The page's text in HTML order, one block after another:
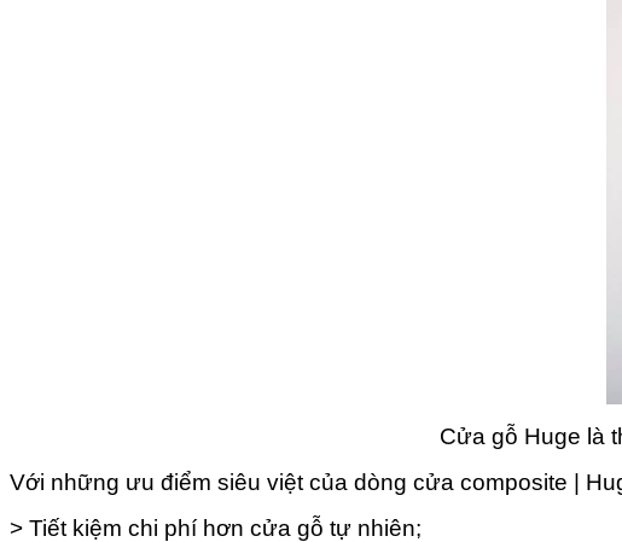
Cửa gỗ Huge là
Với những ưu điểm siêu việt của dòng cửa composite |
> Tiết kiệm chi phí hơn cửa gỗ tự nhiên;